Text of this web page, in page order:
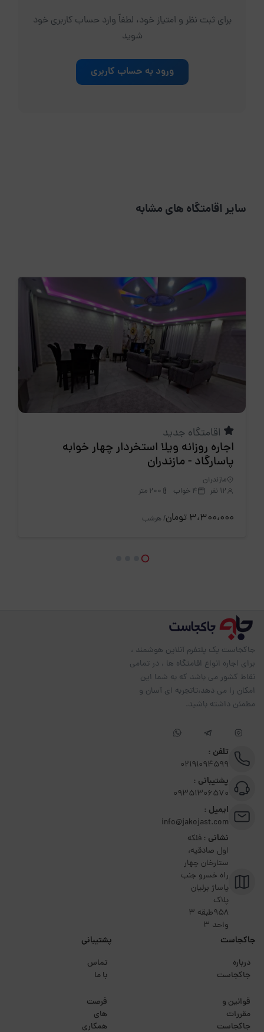
برای ثبت نظر و امتیاز خود، لطفاً وارد حساب کاربری خود
شوید
ورود به حساب کاربری
سایر اقامتگاه های مشابه
اقامتگاه جدید
اجاره روزانه ویلا استخردار چهار خوابه
پاسارگاد - مازندران
مازندران
12 نفر
4 خواب 200 متر
3،300،000 تومان / هرشب
جاکجاست یک پلتفرم آنلاین هوشمند ،
برای اجاره انواع اقامتگاه ها ، در تمامی
نقاط کشور می باشد که به شما این
امکان را می دهد،تاتجربه ای آسان و
مطمئن داشته باشید.
تلفن :
02191094599
پشتیبانی :
09351306570
ایمیل :
info@jakojast.com
نشانی :فلکه
اول صادقیه،
ستارخان چهار
راه خسرو جنب
پاساژ برلیان
پلاک
۹۵۸طبقه 3
واحد 3
جاکجاست
درباره
جاکجاست
قوانین و
مقررات
جاکجاست
پشتیبانی
تماس
با ما
فرصت
های
همکاری